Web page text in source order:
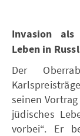
Invasion als
Leben in
Der
seinen
jüdisches
vorbei“.
Er